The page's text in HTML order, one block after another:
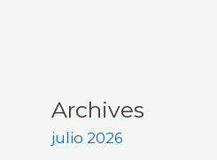
Archives
julio 2026